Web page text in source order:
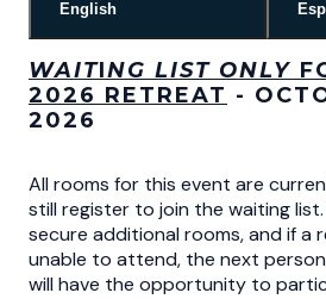
English
WAITING LIST ONLY
2026 RETREAT -
2026
All rooms for this event are
still register to join the waiting
secure additional rooms, and if a
unable to attend, the next
will have the opportunity to